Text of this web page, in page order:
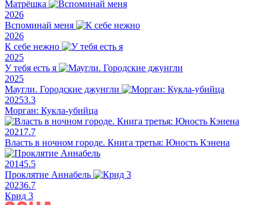
Матрёшка
2026
Вспоминай меня
2026
К себе нежно
2025
У тебя есть я
2025
Маугли. Городские джунгли
20253.3
Морган: Кукла-убийца
2021 7.7
Власть в ночном городе. Книга третья: Юность Кэнена
20145.5
Проклятие Аннабель
20236.7
Крид 3